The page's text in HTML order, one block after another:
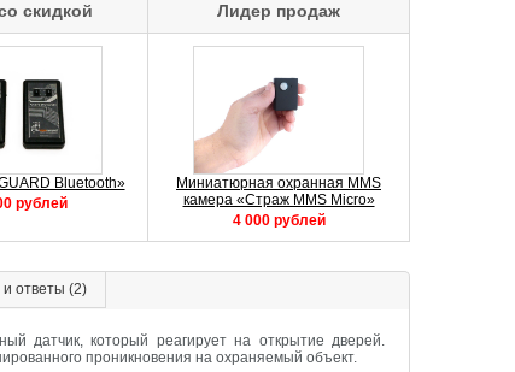
скидкой
Bluetooth»
рублей
Лидер продаж
Миниатюрная охранная MMS
камера «Страж MMS Micro»
4 000 рублей
ответы (2)
датчик, который реагирует на открытие дверей.
проникновения на охраняемый объект.